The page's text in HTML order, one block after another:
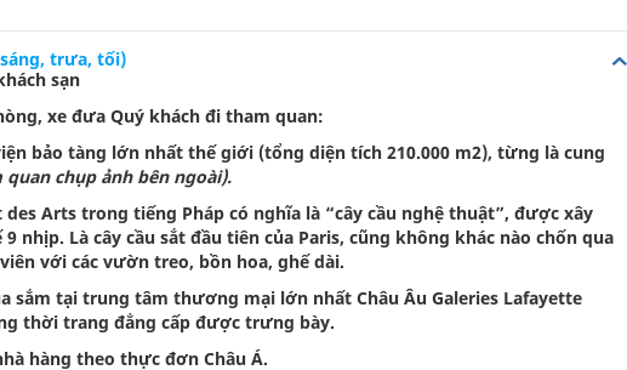
sáng, trưa, tối)
sạn
xe đưa Quý khách đi tham quan:
bảo tàng lớn nhất thế giới (tổng diện tích 210.000 m2), từng là cung
quan chụp ảnh bên ngoài).
des Arts trong tiếng Pháp có nghĩa là “cây cầu nghệ thuật”, được xây
nhịp. Là cây cầu sắt đầu tiên của Paris, cũng không khác nào chốn qua
với các vườn treo, bồn hoa, ghế dài.
sắm tại trung tâm thương mại lớn nhất Châu Âu Galeries Lafayette
thời trang đẳng cấp được trưng bày.
hàng theo thực đơn Châu Á.